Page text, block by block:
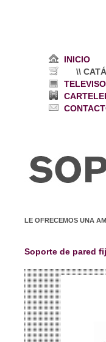
INICIO
\\
LE OFRECEMOS UNA
Soporte de pared